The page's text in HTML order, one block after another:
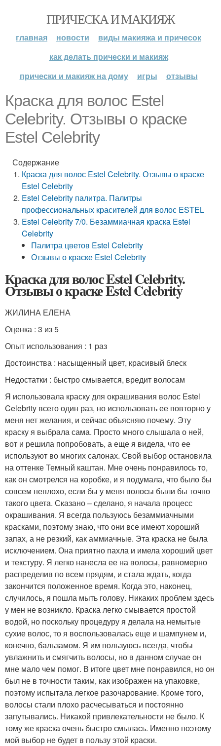
ПРИЧЕСКА И МАКИЯЖ
главная новости
виды макияжа и причесок
как делать прически и макияж
прически и макияж на дому
игры отзывы
Краска для волос Estel
Celebrity. Отзывы о краске
Estel Celebrity
Содержание
Краска для волос Estel Celebrity. Отзывы о краске
Estel Celebrity
Estel Celebrity палитра. Палитры
профессиональных красителей для волос ESTEL
Estel Celebrity 7/0. Безаммиачная краска Estel
Celebrity
Палитра цветов Estel Celebrity
Отзывы о краске Estel Celebrity
Краска для волос Estel Celebrity.
Отзывы о краске Estel Celebrity
ЖИЛИНА ЕЛЕНА
Оценка : 3 из 5
Опыт использования : 1 раз
Достоинства : насыщенный цвет, красивый блеск
Недостатки : быстро смывается, вредит волосам
Я использовала краску для окрашивания волос Estel
Celebrity всего один раз, но использовать ее повторно у
меня нет желания, и сейчас объясняю почему. Эту
краску я выбрала сама. Просто много слышала о ней,
вот и решила попробовать, а еще я видела, что ее
используют во многих салонах. Свой выбор остановила
на оттенке Темный каштан. Мне очень понравилось то,
как он смотрелся на коробке, и я подумала, что было бы
совсем неплохо, если бы у меня волосы были бы точно
такого цвета. Сказано – сделано, я начала процесс
окрашивания. Я всегда пользуюсь безаммиачными
красками, поэтому знаю, что они все имеют хороший
запах, а не резкий, как аммиачные. Эта краска не была
исключением. Она приятно пахла и имела хороший цвет
и текстуру. Я легко нанесла ее на волосы, равномерно
распределив по всем прядям, и стала ждать, когда
закончится положенное время. Когда это, наконец,
случилось, я пошла мыть голову. Никаких проблем здесь
у мен не возникло. Краска легко смывается простой
водой, но поскольку процедуру я делала на немытые
сухие волос, то я воспользовалась еще и шампунем и,
конечно, бальзамом. Я им пользуюсь всегда, чтобы
увлажнить и смягчить волосы, но в данном случае он
мне мало чем помог. В итоге цвет мне понравился, но он
был не в точности таким, как изображен на упаковке,
поэтому испытала легкое разочарование. Кроме того,
волосы стали плохо расчесываться и постоянно
запутывались. Никакой привлекательности не было. К
тому же краска очень быстро смылась. Именно поэтому
мой выбор не будет в пользу этой краски.